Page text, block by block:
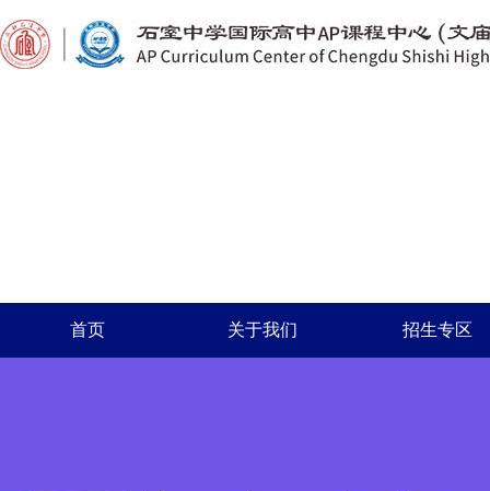
首页 关于我们 招生专区